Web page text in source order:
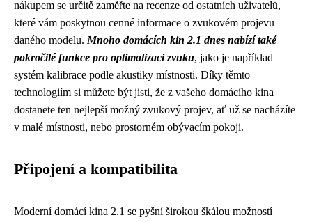
nákupem se určitě zaměřte na recenze od ostatních uživatelů,
které vám poskytnou cenné informace o zvukovém projevu
daného modelu. Mnoho domácích kin 2.1 dnes nabízí také
pokročilé funkce pro optimalizaci zvuku, jako je například
systém kalibrace podle akustiky místnosti. Díky těmto
technologiím si můžete být jisti, že z vašeho domácího kina
dostanete ten nejlepší možný zvukový projev, ať už se nacházíte
v malé místnosti, nebo prostorném obývacím pokoji.
Připojení a kompatibilita
Moderní domácí kina 2.1 se pyšní širokou škálou možností